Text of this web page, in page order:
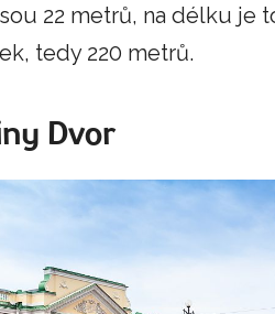
22 metrů, na délku je
tedy 220 metrů.
Dvor